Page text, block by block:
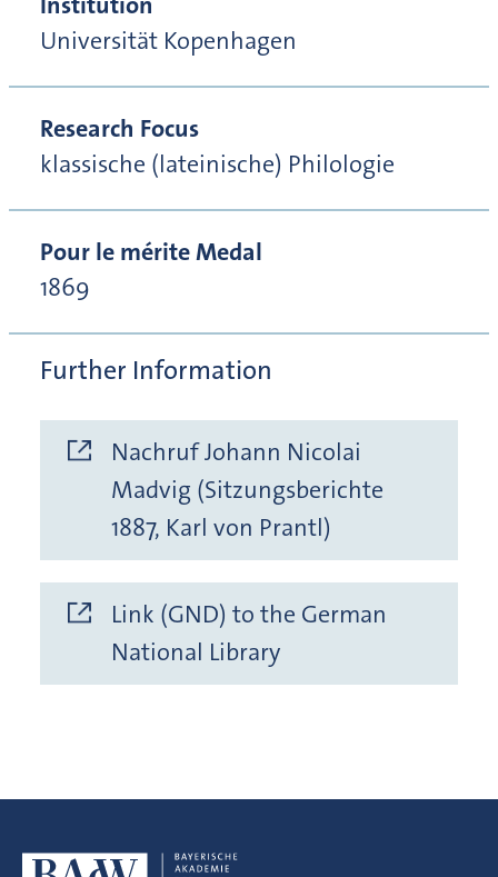
Universität Kopenhagen
Research Focus
klassische (lateinische) Philologie
Pour le mérite Medal
1869
Further Information
Nachruf Johann Nicolai
Madvig (Sitzungsberichte
1887, Karl von Prantl)
Link (GND) to the German
National Library